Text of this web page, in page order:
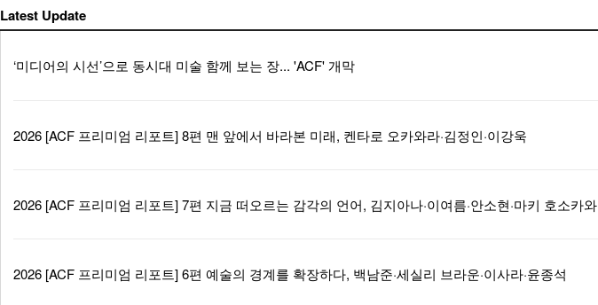
Latest Update
‘미디어의 시선’으로 동시대 미술 함께 보는 장... 'ACF' 개막
2026 [ACF 프리미엄 리포트] 8편 맨 앞에서 바라본 미래, 켄타로 오카와라·김정인·이강욱
2026 [ACF 프리미엄 리포트] 7편 지금 떠오르는 감각의 언어, 김지아나·이여름·안소현·마키 호소카와
2026 [ACF 프리미엄 리포트] 6편 예술의 경계를 확장하다, 백남준·세실리 브라운·이사라·윤종석